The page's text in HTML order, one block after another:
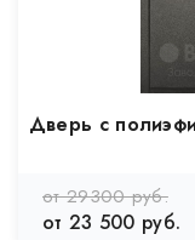
Дверь с
от 29300 руб.
от 23 500 руб.